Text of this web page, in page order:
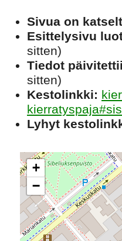
Sivua on
Esittelysivu
sitten)
Tiedot
sitten)
Kestolinkki:
Lyhyt
+
−